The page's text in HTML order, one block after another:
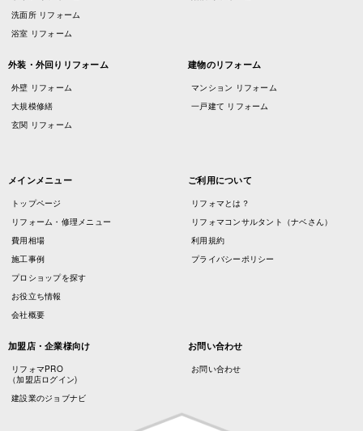
洗面所 リフォーム
浴室 リフォーム
外装・外回りリフォーム
外壁 リフォーム
大規模修繕
玄関 リフォーム
建物のリフォーム
マンション リフォーム
一戸建て リフォーム
メインメニュー
トップページ
リフォーム・修理メニュー
費用相場
施工事例
プロショップを探す
お役立ち情報
会社概要
ご利用について
リフォマとは？
リフォマコンサルタント（ナベさん）
利用規約
プライバシーポリシー
加盟店・企業様向け
リフォマPRO
（加盟店ログイン)
建設業のジョブナビ
お問い合わせ
お問い合わせ